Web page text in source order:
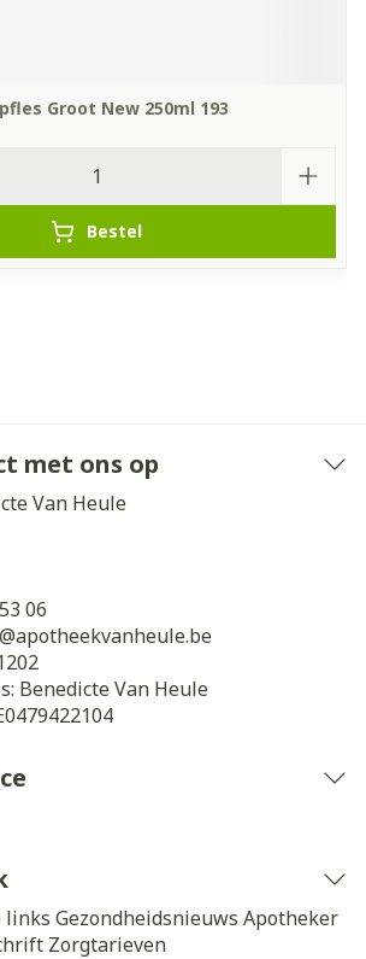
Groot New 250ml 193
Bestel
met ons op
Van Heule
06
apotheekvanheule.be
Benedicte Van Heule
links Gezondheidsnieuws Apotheker
Zorgtarieven